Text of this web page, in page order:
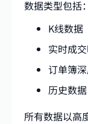
数据类型包括：
K线数据
实时成
订单簿
历史数据
所有数据以高